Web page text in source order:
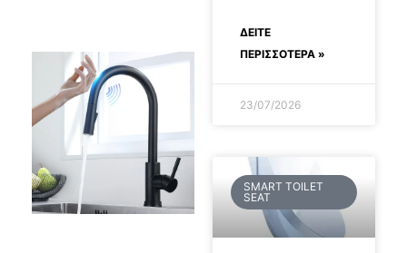
ΔΕΊΤΕ
ΠΕΡΙΣΣΟΤΕΡΑ »
23/07/2026
SMART TOILET
SEAT